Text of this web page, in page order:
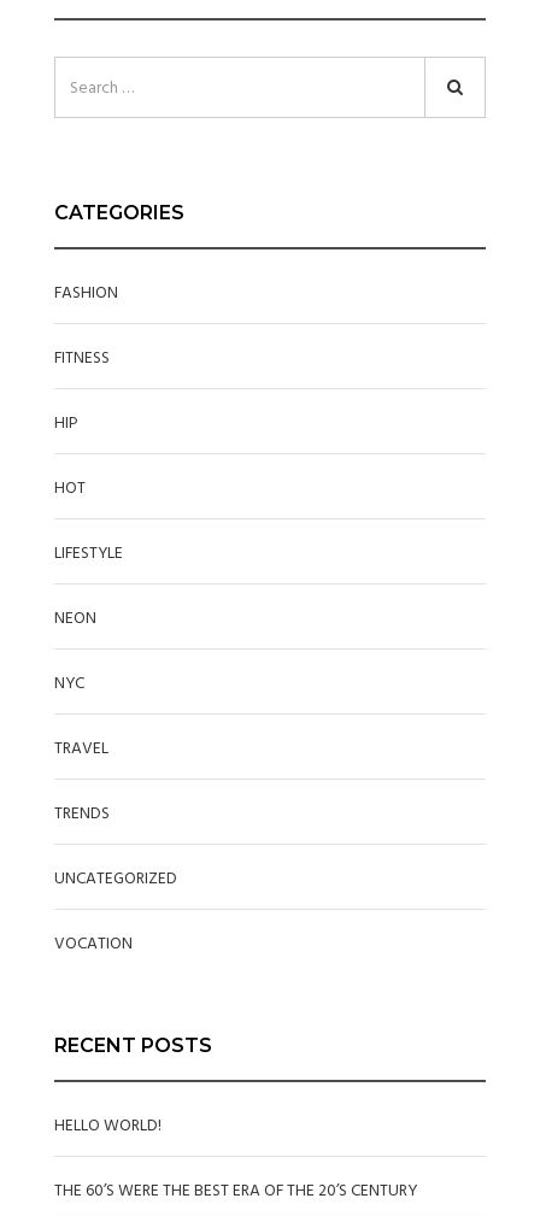
CATEGORIES
FASHION
FITNESS
HIP
HOT
LIFESTYLE
NEON
NYC
TRAVEL
TRENDS
UNCATEGORIZED
VOCATION
RECENT POSTS
HELLO WORLD!
THE 60’S WERE THE BEST ERA OF THE 20’S CENTURY